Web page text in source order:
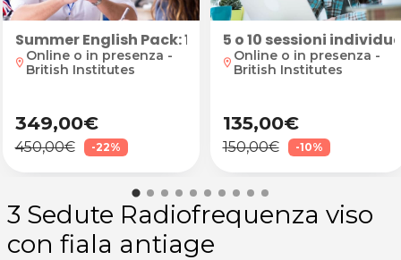
Summer English Pack: 10 lezioni in presenza o
location_on Online o in presenza -
British Institutes
349,00€
450,00€ -22%
5 o 10 sessioni
location_on Online o in presenza -
British Institutes
135,00€
150,00€ -10%
3 Sedute Radiofrequenza viso
con fiala antiage